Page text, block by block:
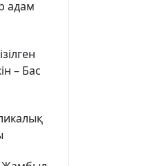
адам
– Бас